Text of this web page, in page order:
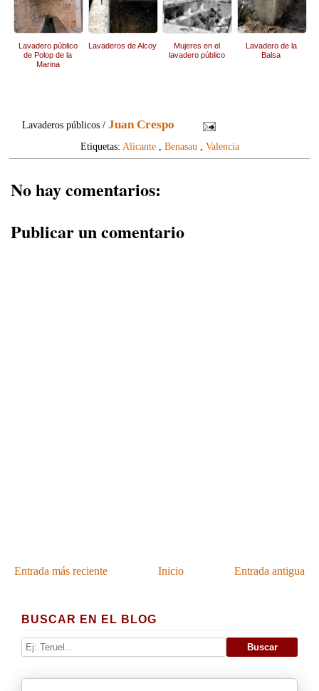
Lavadero público
de Polop de la
Marina
Lavaderos de Alcoy
Mujeres en el
lavadero público
Lavadero de la
Balsa
Lavaderos públicos /Juan Crespo
Etiquetas: Alicante, Benasau Valencia
No hay comentarios:
Publicar un comentario
Entrada más reciente Entrada antigua
Inicio
BUSCAR EN EL BLOG